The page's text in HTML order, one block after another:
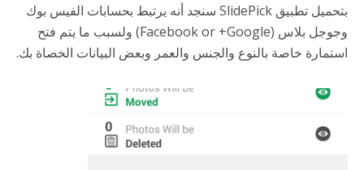
بتحميل تطبيق SlidePick سنجد أنه يرتبط بحسابات الفيس بوك
وجوجل بلاس (Facebook or +Google) ولسبب ما يتم فتح
استمارة خاصة بالنوع والجنس والعمر وبعض البيانات الخصاة بك.